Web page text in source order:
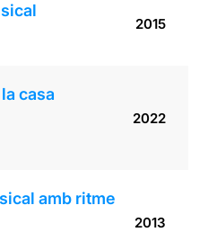
2015
casa
2022
amb ritme
2013